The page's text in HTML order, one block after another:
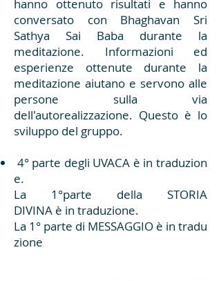
hanno ottenuto risultati e hanno
conversato con Bhaghavan Sri
Sathya Sai Baba durante la
meditazione. Informazioni ed
esperienze ottenute durante la
meditazione aiutano e servono alle
persone sulla via
dell'autorealizzazione. Questo è lo
sviluppo del gruppo.
4° parte degli UVACA è in traduzion
e.
La 1°parte della STORIA
DIVINA è in traduzione.
La 1° parte di MESSAGGIO è in tradu
zione